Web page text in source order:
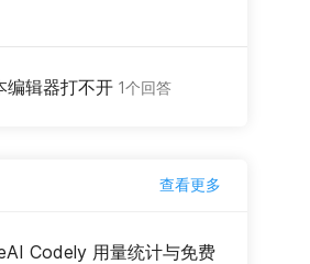
编辑器打不开 1个回答
查看更多
Codely 用量统计与免费